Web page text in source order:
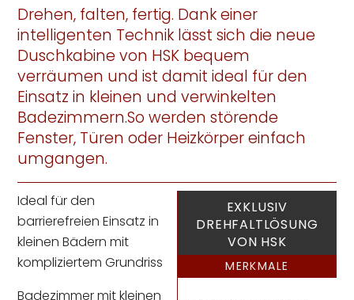
Drehen, falten, fertig. Dank einer
intelligenten Technik lässt sich die neue
Duschkabine von HSK bequem
verräumen und ist damit ideal für den
Einsatz in kleinen und verwinkelten
Badezimmern.So werden störende
Fenster, Türen oder Heizkörper einfach
umgangen.
EXKLUSIV
DREHFALTLÖSUNG
VON HSK
MERKMALE
Ideal für den
barrierefreien Einsatz in
kleinen Bädern mit
kompliziertem Grundriss
Badezimmer mit kleinen